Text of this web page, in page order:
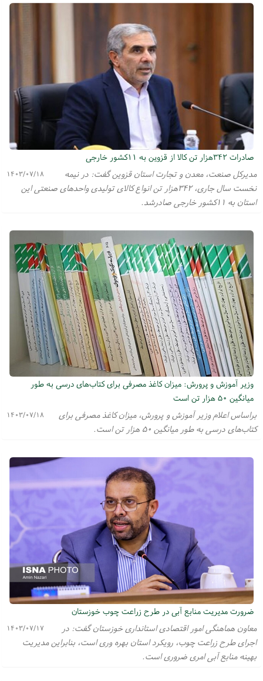
صادرات ۳۴۲هزار تن کالا از قزوین به ۱۱کشور خارجی
۱۴۰۳/۰۷/۱۸
مدیرکل صنعت، معدن و تجارت استان قزوین گفت: در نیمه
نخست سال جاری، ۳۴۲هزار تن انواع کالای تولیدی واحدهای صنعتی این
استان به ۱۱کشور خارجی صادرشد.
وزیر آموزش و پرورش: میزان کاغذ مصرفی برای کتاب‌های درسی به طور
میانگین ۵۰ هزار تن است
۱۴۰۳/۰۷/۱۸
براساس اعلام وزیر آموزش و پرورش، میزان کاغذ مصرفی برای
کتاب‌های درسی به طور میانگین ۵۰ هزار تن است.
ضرورت مدیریت منابع آبی در طرح زراعت چوب خوزستان
۱۴۰۳/۰۷/۱۷
معاون هماهنگی امور اقتصادی استانداری خوزستان گفت: در
اجرای طرح زراعت چوب، رویکرد استان بهره وری است، بنابراین مدیریت
بهینه منابع آبی امری ضروری است.